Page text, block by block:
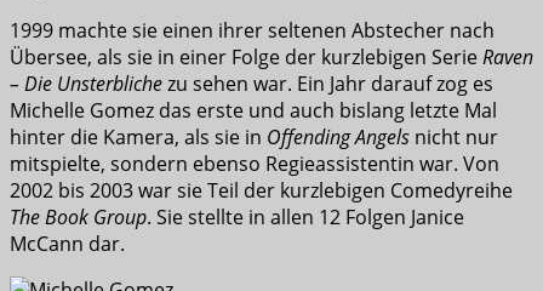
1999 machte sie einen ihrer seltenen Abstecher nach
Übersee, als sie in einer Folge der kurzlebigen SerieRaven
– Die Unsterblichezu sehen war. Ein Jahr darauf zog es
Michelle Gomez das erste und auch bislang letzte Mal
hinter die Kamera, als sie in Offending Angels nicht nur
mitspielte, sondern ebenso Regieassistentin war. Von
2002 bis 2003 war sie Teil der kurzlebigen Comedyreihe
The Book Group. Sie stellte in allen 12 Folgen Janice
McCann dar.